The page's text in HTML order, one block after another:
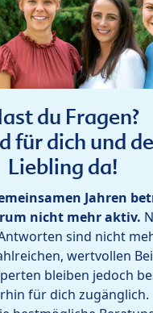
du Fragen?
für dich und
Liebling da!
Jahren
nicht mehr aktiv.
sind nicht
wertvollen
bleiben jedoch
für dich zugänglich.